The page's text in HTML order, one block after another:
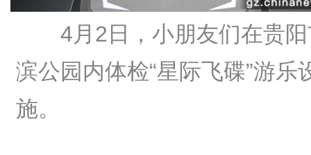
4月2日，小朋友们在贵
滨公园内体检“星际飞碟”游乐
施。